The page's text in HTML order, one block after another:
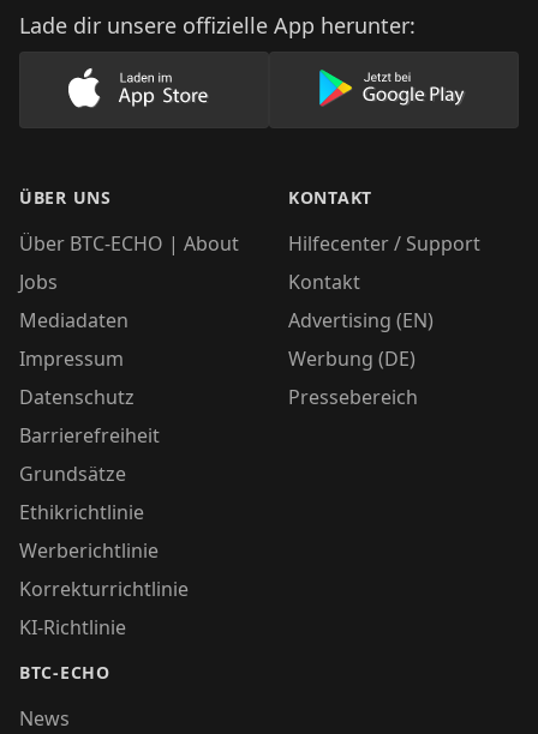
Lade dir unsere offizielle App herunter:
Lade unsere App im AppStore herunter
Lade unsere
ÜBER UNS
Über BTC-ECHO | About
Jobs
Mediadaten
Impressum
Datenschutz
Barrierefreiheit
Grundsätze
Ethikrichtlinie
Werberichtlinie
Korrekturrichtlinie
KI-Richtlinie
BTC-ECHO
News
KONTAKT
Hilfecenter / Support
Kontakt
Advertising (EN)
Werbung (DE)
Pressebereich